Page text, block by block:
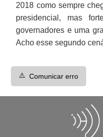
2018 como sempre
presidencial, mas
governadores e uma
Acho esse segundo
⚠️ Comunicar erro